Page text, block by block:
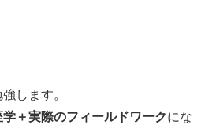
します。
＋実際のフィールドワークにな